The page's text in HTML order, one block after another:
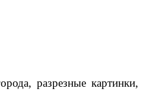
разрезные картинки,